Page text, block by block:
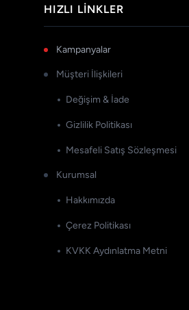
HIZLI LINKLER
Kampanyalar
Müşteri İlişkileri
Değişim & İade
Gizlilik Politikası
Mesafeli Satış Sözleşmesi
Kurumsal
Hakkımızda
Çerez Politikası
KVKK Aydınlatma Metni